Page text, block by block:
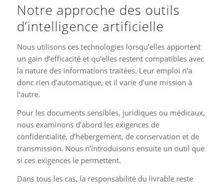
Notre approche des outils
d’intelligence artificielle
Nous utilisons ces technologies lorsqu’elles apportent
un gain d’efficacité et qu’elles restent compatibles avec
la nature des informations traitées. Leur emploi n’a
donc rien d’automatique, et il varie d’une mission à
l’autre.
Pour les documents sensibles, juridiques ou médicaux,
nous examinons d’abord les exigences de
confidentialité, d’hébergement, de conservation et de
transmission. Nous n’introduisons ensuite un outil que
si ces exigences le permettent.
Dans tous les cas, la responsabilité du livrable reste